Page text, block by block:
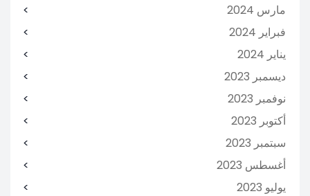
مارس 2024
فبراير 2024
يناير 2024
ديسمبر 2023
نوفمبر 2023
أكتوبر 2023
سبتمبر 2023
أغسطس 2023
يوليو 2023